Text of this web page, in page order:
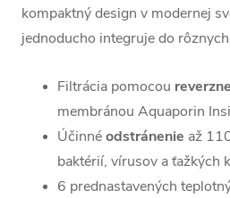
kompaktný design v modernej
jednoducho integruje do
Filtrácia pomocou
membránou Aquaporin
Účinnéodstránenie až
baktérií, vírusov a ťažkých
6 prednastavených